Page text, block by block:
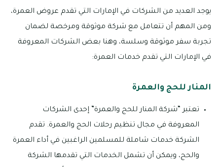
يوجد العديد من الشركات في الإمارات التي تقدم عروض العمرة،
ومن المهم أن تتعامل مع شركة موثوقة ومرخصة لضمان
تجربة سفر موثوقة وسلسة، وهنا بعض الشركات المعروفة
في الإمارات التي تقدم خدمات العمرة:
المنار للحج والعمرة
تعتبر “شركة المنار للحج والعمرة” إحدى الشركات
المعروفة في مجال تنظيم رحلات الحج والعمرة. تقدم
الشركة خدمات شاملة للمسلمين الراغبين في أداء العمرة
والحج، ويمكن أن تشمل الخدمات التي تقدمها الشركة